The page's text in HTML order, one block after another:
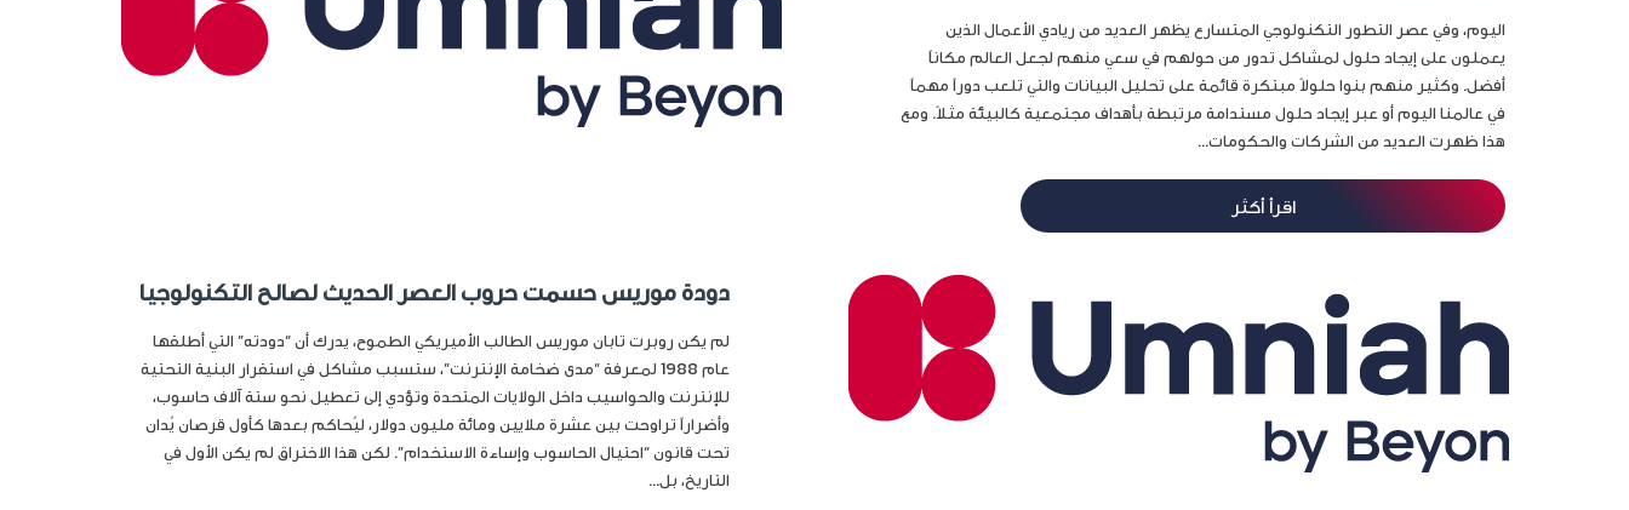
اليوم، وفي عصر التطور التكنولوجي المتسارع يظهر العديد من ريادي الأعمال الذين
يعملون على إيجاد حلول لمشاكل تدور من حولهم في سعي منهم لجعل العالم مكاناً
أفضل. وكثير منهم بنوا حلولاً مبتكرة قائمة على تحليل البيانات والتي تلعب دوراً مهماً
في عالمنا اليوم أو عبر إيجاد حلول مستدامة مرتبطة بأهداف مجتمعية كالبيئة مثلاً. ومع
هذا ظهرت العديد من الشركات والحكومات...
اقرأ أكثر
دودة موريس حسمت حروب العصر الحديث لصالح التكنولوجيا
لم يكن روبرت تابان موريس الطالب الأميريكي الطموح، يدرك أن “دودته” التي أطلقها
عام 1988 لمعرفة “مدى ضخامة الإنترنت”، ستسبب مشاكل في استقرار البنية التحتية
للإنترنت والحواسيب داخل الولايات المتحدة وتؤدي إلى تعطيل نحو ستة آلاف حاسوب،
وأضراراً تراوحت بين عشرة ملايين ومائة مليون دولار، ليُحاكم بعدها كأول قرصان يُدان
تحت قانون “احتيال الحاسوب وإساءة الاستخدام”. لكن هذا الاختراق لم يكن الأول في
التاريخ، بل...